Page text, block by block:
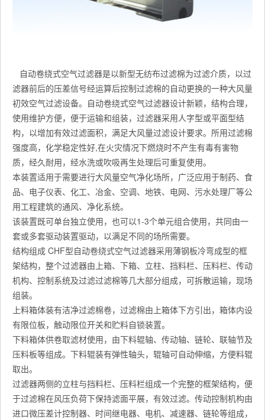
自动卷绕式空气过滤器是以新型无纺布过滤棉为过滤介质，以过
滤器前后的压差信号经运算后控制过滤棉的自动更换的一种大风量
初效空气过滤设备。自动卷绕式空气过滤器设计新颖，结构合理，
使用维护方便，便于运输和组装，过滤器采用人字型或平面型结
构，以增加有效过滤面积，满足大风量过滤设计要求。所用过滤棉
强度高，化学稳定性好,在火灾情况下燃烧时不产生有毒有害物
质，经久耐用，经水洗或吹吸再生处理后可重复使用。
本装置适用于需要进行大风量空气净化场所，广泛应用于制药、食
品、电子仪表、化工、冶金、空调、地铁、电网、污水处理厂等公
用工程建筑的通风、净化系统。
该装置既可单台独立使用，也可以1-3个单元组合使用，共同由一
套或多套驱动装置驱动，以满足不同的场所需要。
结构组成 CHF型自动卷绕式空气过滤器采用薄钢板冷弯成型的框
架结构，整个过滤器由上箱、下箱、立柱、挡料栏、压料栏、传动
机构、控制系统及过滤过滤棉等几大部分组成，可拆散运输，现场
组装。
上料箱体装有洁净过滤棉卷，过滤棉由上箱体下方引出，箱体内设
有限位板，触动限位开关和贮料自锁装置。
下料箱体供卷取滤材使用，由下料辊轴、传动轴、链轮、联轴节及
压料板等组成。下料辊装有弹性轴头，辊轴可自动伸缩，方便料辊
取出。
过滤器两侧的立柱与挡料栏、压料栏组成一个完整的框架结构，便
于过滤棉在风压负荷下保持滤面平展，有效过滤。传动控制机构由
进口微压差计控制器、时间继电器、电机、减速器、链轮等组成，